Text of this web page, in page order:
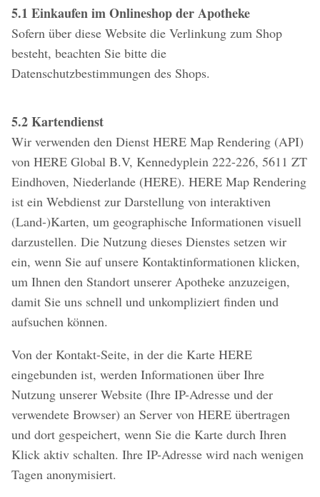
5.1 Einkaufen im Onlineshop der Apotheke
Sofern über diese Website die Verlinkung zum Shop
besteht, beachten Sie bitte die
Datenschutzbestimmungen des Shops.
5.2 Kartendienst
Wir verwenden den Dienst HERE Map Rendering (API)
von HERE Global B.V, Kennedyplein 222-226, 5611 ZT
Eindhoven, Niederlande (HERE). HERE Map Rendering
ist ein Webdienst zur Darstellung von interaktiven
(Land-)Karten, um geographische Informationen visuell
darzustellen. Die Nutzung dieses Dienstes setzen wir
ein, wenn Sie auf unsere Kontaktinformationen klicken,
um Ihnen den Standort unserer Apotheke anzuzeigen,
damit Sie uns schnell und unkompliziert finden und
aufsuchen können.
Von der Kontakt-Seite, in der die Karte HERE
eingebunden ist, werden Informationen über Ihre
Nutzung unserer Website (Ihre IP-Adresse und der
verwendete Browser) an Server von HERE übertragen
und dort gespeichert, wenn Sie die Karte durch Ihren
Klick aktiv schalten. Ihre IP-Adresse wird nach wenigen
Tagen anonymisiert.